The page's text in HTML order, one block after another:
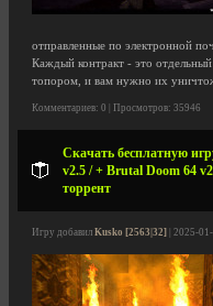
отправленные по электронной
Каждый контракт - это
топором, и вам нужно их
Комментариев: 0 | Просмотров: 35946
Скачать бесплатную
v2.5 / + Brutal Doom 64
торрент
Игру добавил Kusko [2563|32] | 2025-